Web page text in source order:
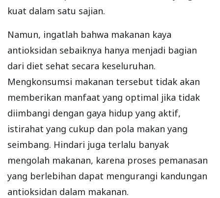
kuat dalam satu sajian.
Namun, ingatlah bahwa makanan kaya
antioksidan sebaiknya hanya menjadi bagian
dari diet sehat secara keseluruhan.
Mengkonsumsi makanan tersebut tidak akan
memberikan manfaat yang optimal jika tidak
diimbangi dengan gaya hidup yang aktif,
istirahat yang cukup dan pola makan yang
seimbang. Hindari juga terlalu banyak
mengolah makanan, karena proses pemanasan
yang berlebihan dapat mengurangi kandungan
antioksidan dalam makanan.